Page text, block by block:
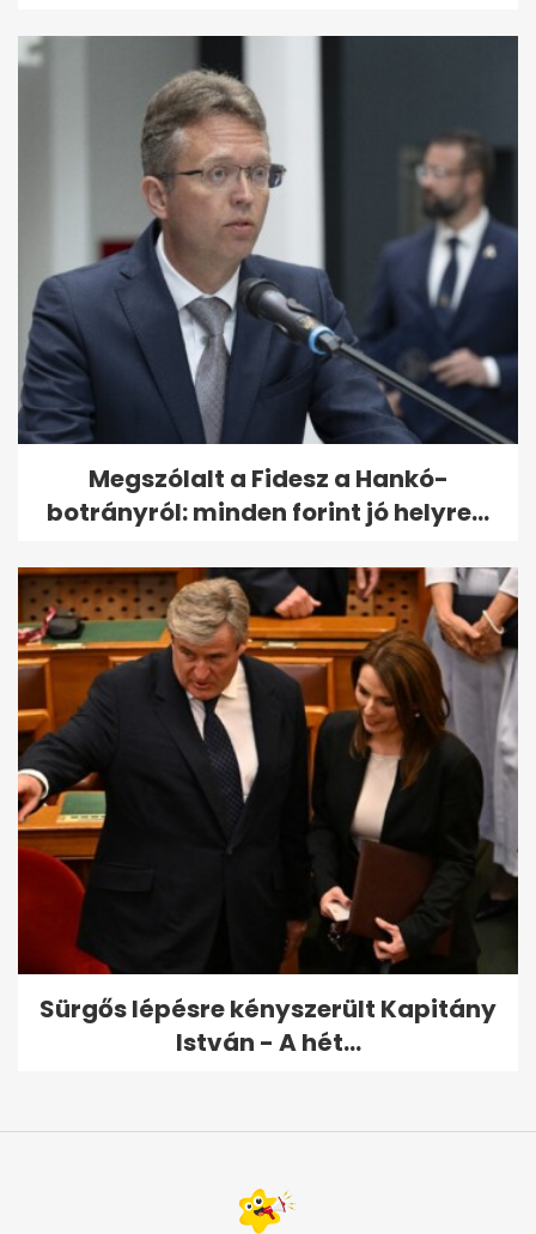
Megszólalt a Fidesz a Hankó-
botrányról: minden forint jó helyre...
Sürgős lépésre kényszerült Kapitány
István - A hét...